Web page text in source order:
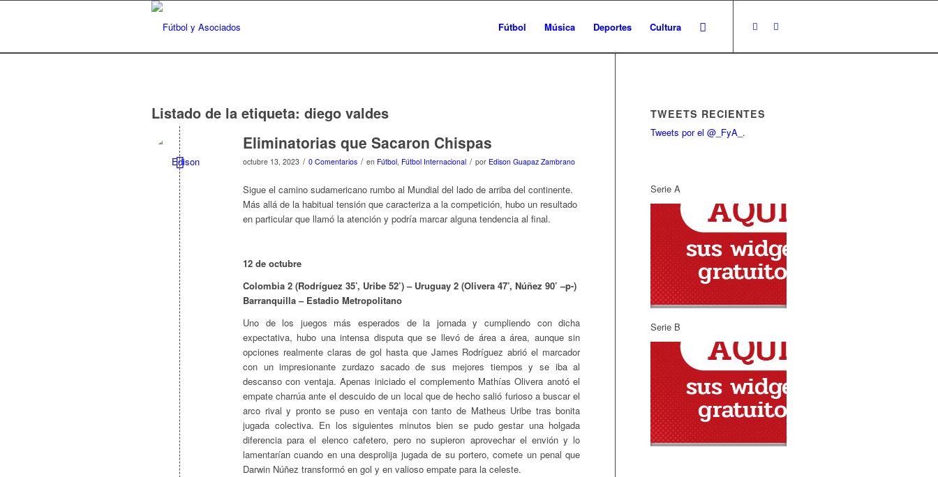
Fútbol Música Deportes Cultura
Listado de la etiqueta: diego valdes
Eliminatorias que Sacaron Chispas
octubre 13, 2023 / 0 Comentarios / en Fútbol, Fútbol Internacional / por Edison Guapaz Zambrano
Sigue el camino sudamericano rumbo al Mundial del lado de arriba del continente.
Más allá de la habitual tensión que caracteriza a la competición, hubo un resultado
en particular que llamó la atención y podría marcar alguna tendencia al final.
12 de octubre
Colombia 2 (Rodríguez 35’, Uribe 52’) – Uruguay 2 (Olivera 47’, Núñez 90’ –p-)
Barranquilla – Estadio Metropolitano
Uno de los juegos más esperados de la jornada y cumpliendo con dicha
expectativa, hubo una intensa disputa que se llevó de área a área, aunque sin
opciones realmente claras de gol hasta que James Rodríguez abrió el marcador
con un impresionante zurdazo sacado de sus mejores tiempos y se iba al
descanso con ventaja. Apenas iniciado el complemento Mathías Olivera anotó el
empate charrúa ante el descuido de un local que de hecho salió furioso a buscar el
arco rival y pronto se puso en ventaja con tanto de Matheus Uribe tras bonita
jugada colectiva. En los siguientes minutos bien se pudo gestar una holgada
diferencia para el elenco cafetero, pero no supieron aprovechar el envión y lo
lamentarían cuando en una desprolija jugada de su portero, comete un penal que
Darwin Núñez transformó en gol y en valioso empate para la celeste.
TWEETS RECIENTES
Tweets por el @_FyA_.
Serie A
Serie B